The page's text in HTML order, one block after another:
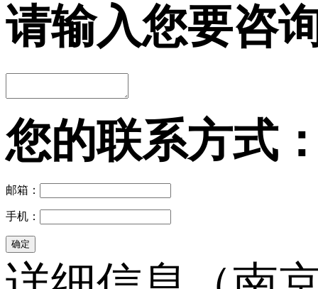
请输入您要咨
您的联系方式
邮箱：
手机：